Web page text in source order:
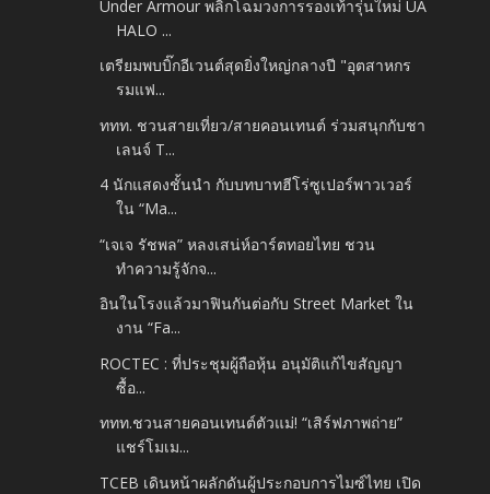
Under Armour พลิกโฉมวงการรองเท้ารุ่นใหม่ UA
HALO ...
เตรียมพบบิ๊กอีเวนต์สุดยิ่งใหญ่กลางปี "อุตสาหกร
รมแฟ...
ททท. ชวนสายเที่ยว/สายคอนเทนต์ ร่วมสนุกกับชา
เลนจ์ T...
4 นักแสดงชั้นนำ กับบทบาทฮีโร่ซูเปอร์พาวเวอร์
ใน “Ma...
“เจเจ รัชพล” หลงเสน่ห์อาร์ตทอยไทย ชวน
ทำความรู้จักจ...
อินในโรงแล้วมาฟินกันต่อกับ Street Market ใน
งาน “Fa...
ROCTEC : ที่ประชุมผู้ถือหุ้น อนุมัติแก้ไขสัญญา
ซื้อ...
ททท.ชวนสายคอนเทนต์ตัวแม่! “เสิร์ฟภาพถ่าย”
แชร์โมเม...
TCEB เดินหน้าผลักดันผู้ประกอบการไมซ์ไทย เปิด